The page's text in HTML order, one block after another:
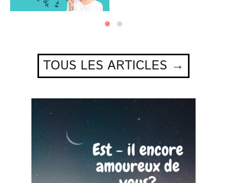
TOUS LES ARTICLES →